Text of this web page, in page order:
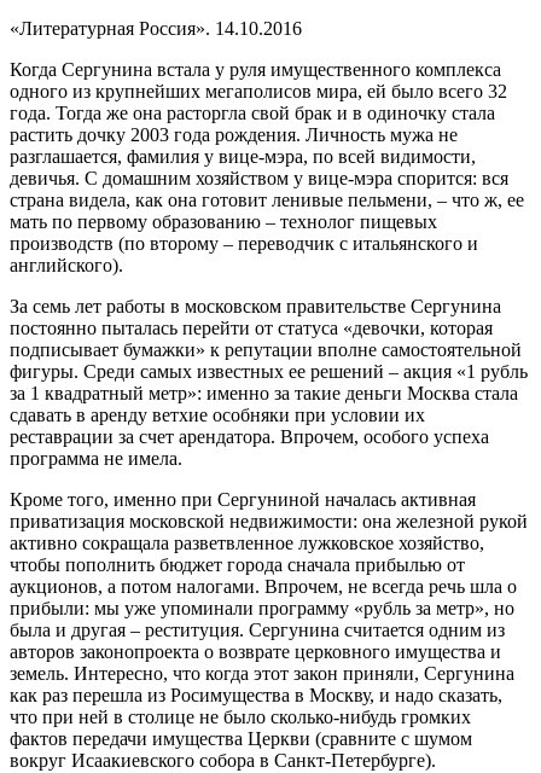
«Литературная Россия». 14.10.2016
Когда Сергунина встала у руля имущественного комплекса
одного из крупнейших мегаполисов мира, ей было всего 32
года. Тогда же она расторгла свой брак и в одиночку стала
растить дочку 2003 года рождения. Личность мужа не
разглашается, фамилия у вице-мэра, по всей видимости,
девичья. С домашним хозяйством у вице-мэра спорится: вся
страна видела, как она готовит ленивые пельмени, – что ж, ее
мать по первому образованию – технолог пищевых
производств (по второму – переводчик с итальянского и
английского).
За семь лет работы в московском правительстве Сергунина
постоянно пыталась перейти от статуса «девочки, которая
подписывает бумажки» к репутации вполне самостоятельной
фигуры. Среди самых известных ее решений – акция «1 рубль
за 1 квадратный метр»: именно за такие деньги Москва стала
сдавать в аренду ветхие особняки при условии их
реставрации за счет арендатора. Впрочем, особого успеха
программа не имела.
Кроме того, именно при Сергуниной началась активная
приватизация московской недвижимости: она железной рукой
активно сокращала разветвленное лужковское хозяйство,
чтобы пополнить бюджет города сначала прибылью от
аукционов, а потом налогами. Впрочем, не всегда речь шла о
прибыли: мы уже упоминали программу «рубль за метр», но
была и другая – реституция. Сергунина считается одним из
авторов законопроекта о возврате церковного имущества и
земель. Интересно, что когда этот закон приняли, Сергунина
как раз перешла из Росимущества в Москву, и надо сказать,
что при ней в столице не было сколько-нибудь громких
фактов передачи имущества Церкви (сравните с шумом
вокруг Исаакиевского собора в Санкт-Петербурге).